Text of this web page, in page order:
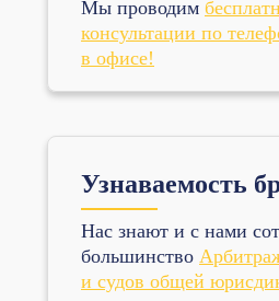
Мы проводим
консультации по
в офисе!
Узнаваемость
Нас знают и с нами
большинство
и судов общей